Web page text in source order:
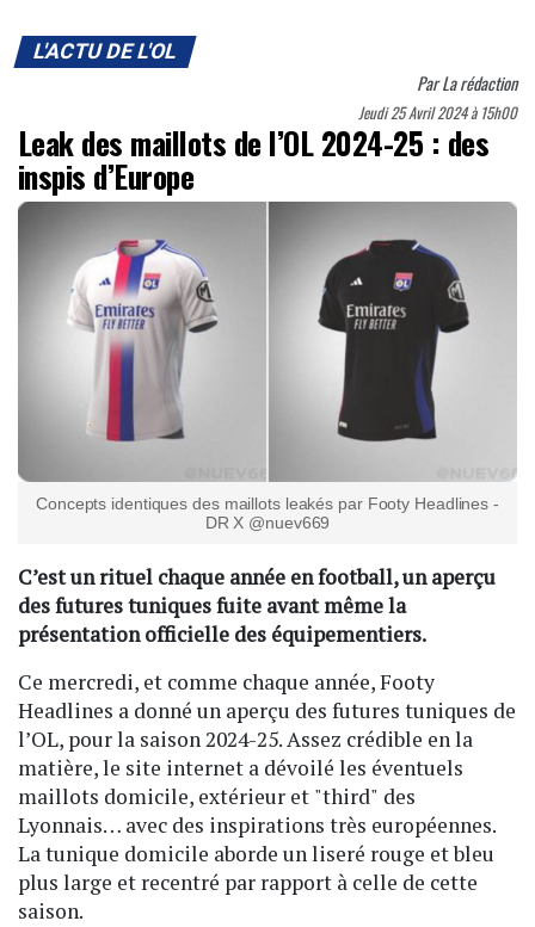
L'ACTU DE L'OL
ParLa rédaction
Jeudi 25 Avril 2024 à 15h00
Leak des maillots de l’OL 2024-25 : des
inspis d’Europe
Concepts identiques des maillots leakés par Footy Headlines -
DR X @nuev669
C’est un rituel chaque année en football, un aperçu
des futures tuniques fuite avant même la
présentation officielle des équipementiers.
Ce mercredi, et comme chaque année, Footy
Headlines a donné un aperçu des futures tuniques de
l’OL, pour la saison 2024-25. Assez crédible en la
matière, le site internet a dévoilé les éventuels
maillots domicile, extérieur et "third" des
Lyonnais… avec des inspirations très européennes.
La tunique domicile aborde un liseré rouge et bleu
plus large et recentré par rapport à celle de cette
saison.